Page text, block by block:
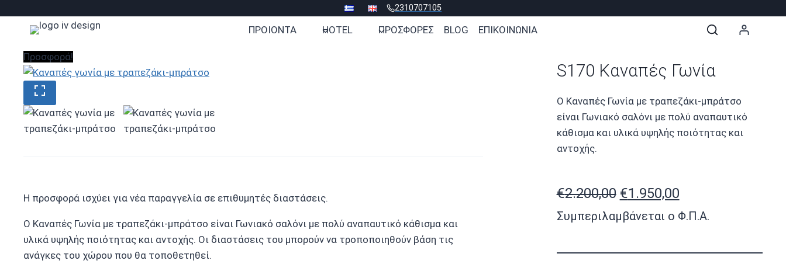
2310707105
ΠΡΟΙΟΝΤΑ HOTEL ΠΡΟΣΦΟΡΕΣ BLOG ΕΠΙΚΟΙΝΩΝΙΑ
Προσφορά!
Η προσφορά ισχύει για νέα παραγγελία σε επιθυμητές διαστάσεις.
Ο Καναπές Γωνία με τραπεζάκι-μπράτσο είναι Γωνιακό σαλόνι με πολύ αναπαυτικό κάθισμα και
υλικά υψηλής ποιότητας και αντοχής. Οι διαστάσεις του μπορούν να τροποποιηθούν βάση τις
ανάγκες του χώρου που θα τοποθετηθεί.
S170 Καναπές Γωνία
Ο Καναπές Γωνία με τραπεζάκι-μπράτσο
είναι Γωνιακό σαλόνι με πολύ αναπαυτικό
κάθισμα και υλικά υψηλής ποιότητας και
αντοχής.
€2.200,00 Original
price
€1.950,00Η
τρέχουσα
Συμπεριλαμβάνεται ο Φ.Π.Α.